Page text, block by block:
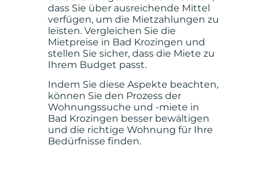
dass Sie über ausreichende Mittel
verfügen, um die Mietzahlungen zu
leisten. Vergleichen Sie die
Mietpreise in Bad Krozingen und
stellen Sie sicher, dass die Miete zu
Ihrem Budget passt.
Indem Sie diese Aspekte beachten,
können Sie den Prozess der
Wohnungssuche und -miete in
Bad Krozingen besser bewältigen
und die richtige Wohnung für Ihre
Bedürfnisse finden.